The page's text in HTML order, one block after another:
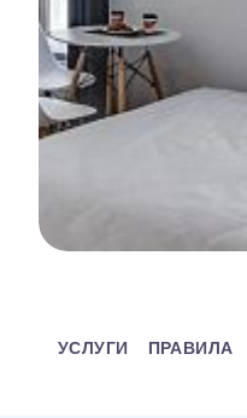
УСЛУГИ ПРАВИЛА